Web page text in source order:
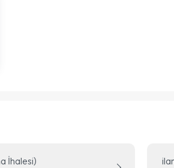
İhalesi)